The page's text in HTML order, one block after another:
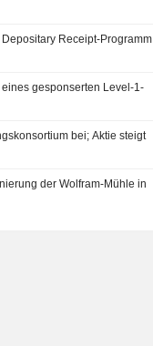
Receipt-Programm
gesponserten Level-1-
bei; Aktie steigt
der Wolfram-Mühle in